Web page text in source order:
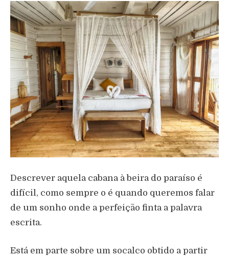
Descrever aquela cabana à beira do paraíso é
difícil, como sempre o é quando queremos falar
de um sonho onde a perfeição finta a palavra
escrita.
Está em parte sobre um socalco obtido a partir